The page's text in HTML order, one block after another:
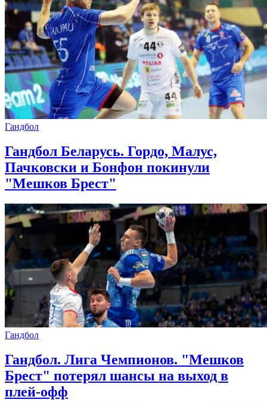
Гандбол
Гандбол Беларусь. Гордо, Малус,
Пачковски и Бонфон покинули
"Мешков Брест"
Гандбол
Гандбол. Лига Чемпионов. "Мешков
Брест" потерял шансы на выход в
плей-офф